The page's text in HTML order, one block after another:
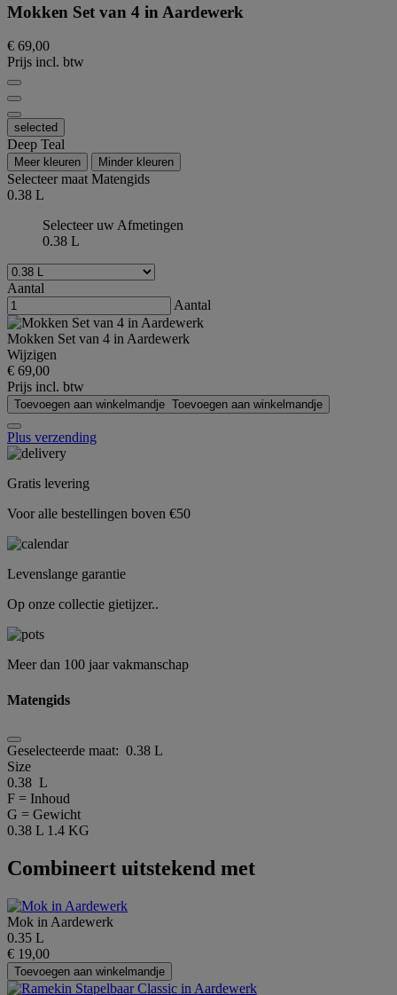
Mokken Set van 4 in Aardewerk
€ 69,00
Prijs incl. btw
selected
Deep Teal
Meer kleuren Minder kleuren
Selecteer maatMatengids
0.38 L
Selecteer uw Afmetingen
0.38 L
Aantal
Aantal
Mokken Set van 4 in Aardewerk
Wijzigen
€ 69,00
Prijs incl. btw
Toevoegen aan winkelmandje Toevoegen aan winkelmandje
Plus verzending
Gratis levering
Voor alle bestellingen boven €50
Levenslange garantie
Op onze collectie gietijzer..
Meer dan 100 jaar vakmanschap
Matengids
Geselecteerde maat: 0.38 L
Size
0.38 L
F = Inhoud
G = Gewicht
0.38 L 1.4 KG
Combineert uitstekend met
Mok in Aardewerk
0.35 L
€ 19,00
Toevoegen aan winkelmandje